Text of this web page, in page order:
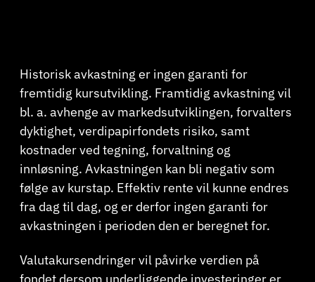
Historisk avkastning er ingen garanti for
fremtidig kursutvikling. Framtidig avkastning vil
bl. a. avhenge av markedsutviklingen, forvalters
dyktighet, verdipapirfondets risiko, samt
kostnader ved tegning, forvaltning og
innløsning. Avkastningen kan bli negativ som
følge av kurstap. Effektiv rente vil kunne endres
fra dag til dag, og er derfor ingen garanti for
avkastningen i perioden den er beregnet for.
Valutakursendringer vil påvirke verdien på